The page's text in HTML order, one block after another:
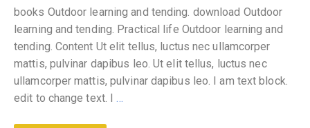
books Outdoor learning and tending. download Outdoor
learning and tending. Practical life Outdoor learning and
tending. Content Ut elit tellus, luctus nec ullamcorper
mattis, pulvinar dapibus leo. Ut elit tellus, luctus nec
ullamcorper mattis, pulvinar dapibus leo. I am text block.
edit to change text. I…